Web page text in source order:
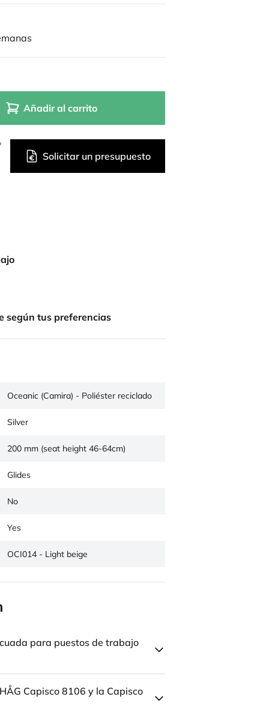
Añadir al carrito
Solicitar un presupuesto
según tus preferencias
Oceanic (Camira) - Poliéster reciclado
Silver
200 mm (seat height 46-64cm)
Glides
No
Yes
OCI014 - Light beige
para puestos de trabajo
Capisco 8106 y la Capisco